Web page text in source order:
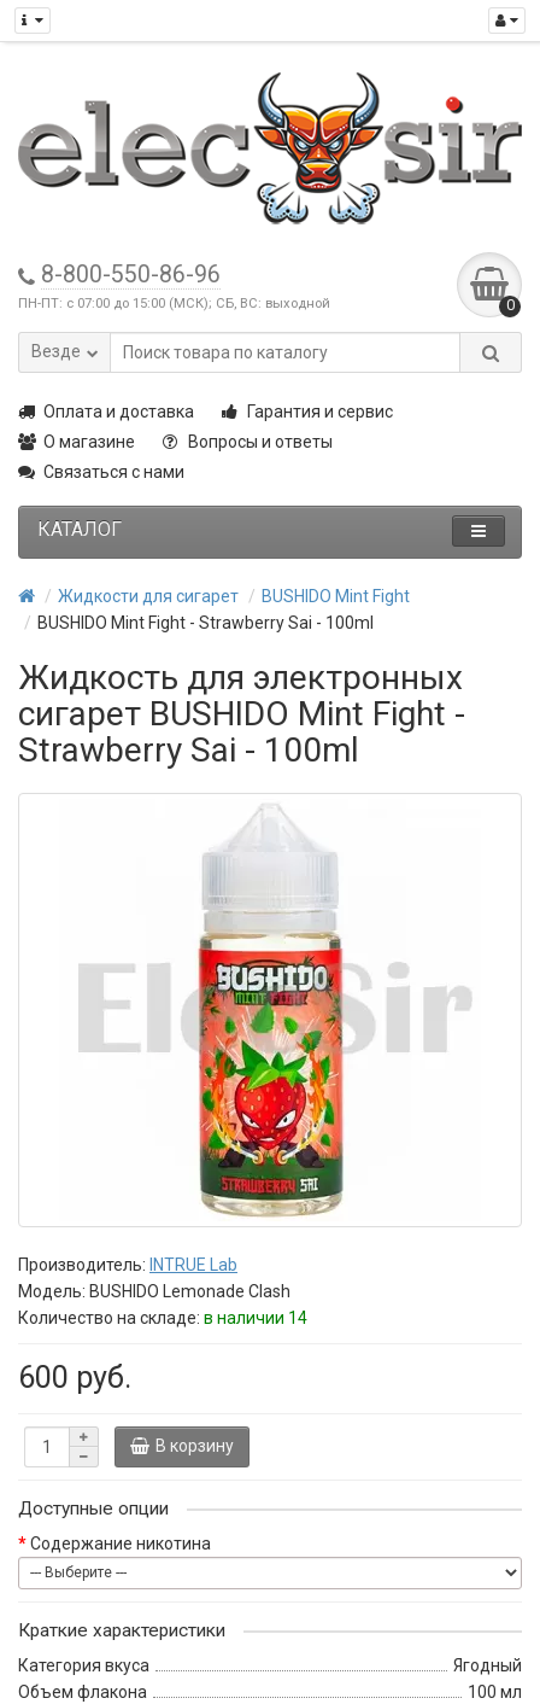
8-800-550-86-96
ПН-ПТ: с 07:00 до 15:00 (МСК); СБ, ВС: выходной 0
Везде
Оплата и доставка
Гарантия и сервис
О магазине
Вопросы и ответы
Связаться с нами
КАТАЛОГ
Жидкости для сигарет
BUSHIDO Mint Fight
BUSHIDO Mint Fight - Strawberry Sai - 100ml
Жидкость для электронных
сигарет BUSHIDO Mint Fight -
Strawberry Sai - 100ml
Производитель: INTRUE Lab
Модель: BUSHIDO Lemonade Clash
Количество на складе: в наличии 14
600 руб.
В корзину
Доступные опции
Содержание никотина
Краткие характеристики
Категория вкуса
Ягодный
Объем флакона
100 мл